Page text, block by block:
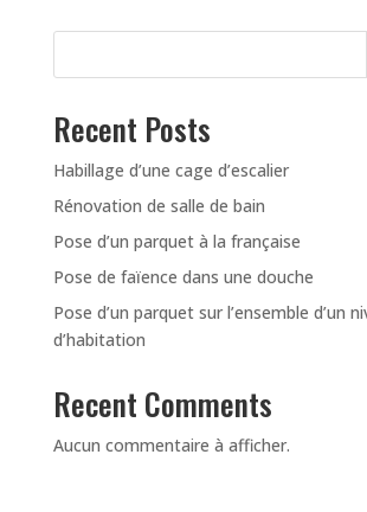
Recent Posts
Habillage d’une cage d’escalier
Rénovation de salle de bain
Pose d’un parquet à la française
Pose de faïence dans une douche
Pose d’un parquet sur l’ensemble d’un
d’habitation
Recent Comments
Aucun commentaire à afficher.